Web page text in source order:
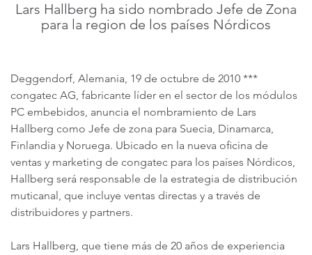
Lars Hallberg ha sido nombrado Jefe de Zona
para la region de los países Nórdicos
Deggendorf, Alemania, 19 de octubre de 2010 ***
congatec AG, fabricante líder en el sector de los módulos
PC embebidos, anuncia el nombramiento de Lars
Hallberg como Jefe de zona para Suecia, Dinamarca,
Finlandia y Noruega. Ubicado en la nueva oficina de
ventas y marketing de congatec para los países Nórdicos,
Hallberg será responsable de la estrategia de distribución
muticanal, que incluye ventas directas y a través de
distribuidores y partners.
Lars Hallberg, que tiene más de 20 años de experiencia